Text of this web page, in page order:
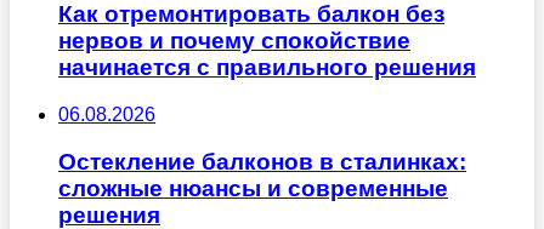
Как отремонтировать балкон без
нервов и почему спокойствие
начинается с правильного решения
06.08.2026
Остекление балконов в сталинках:
сложные нюансы и современные
решения